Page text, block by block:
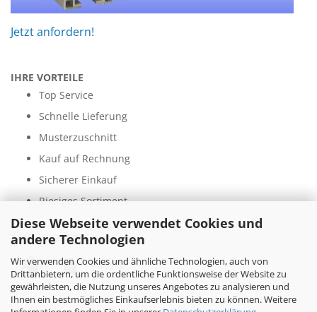
Diese Webseite verwendet Cookies und
andere Technologien
Wir verwenden Cookies und ähnliche Technologien, auch von
Drittanbietern, um die ordentliche Funktionsweise der Website zu
gewährleisten, die Nutzung unseres Angebotes zu analysieren und
Ihnen ein bestmögliches Einkaufserlebnis bieten zu können. Weitere
Jetzt anfordern!
IHRE VORTEILE
Top Service
Schnelle Lieferung
Musterzuschnitt
Kauf auf Rechnung
Sicherer Einkauf
Riesiges Sortiment
ZAHLUNGSARTEN